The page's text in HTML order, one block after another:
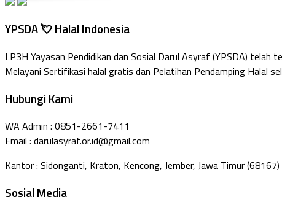
YPSDA 💘 Halal Indonesia
LP3H Yayasan Pendidikan dan Sosial Darul Asyraf (YPSDA)
Melayani Sertifikasi halal gratis dan Pelatihan Pendamping Halal
Hubungi Kami
WA Admin : 0851-2661-7411
Email : darulasyraf.or.id@gmail.com
Kantor : Sidonganti, Kraton, Kencong, Jember, Jawa Timur (68167)
Sosial Media